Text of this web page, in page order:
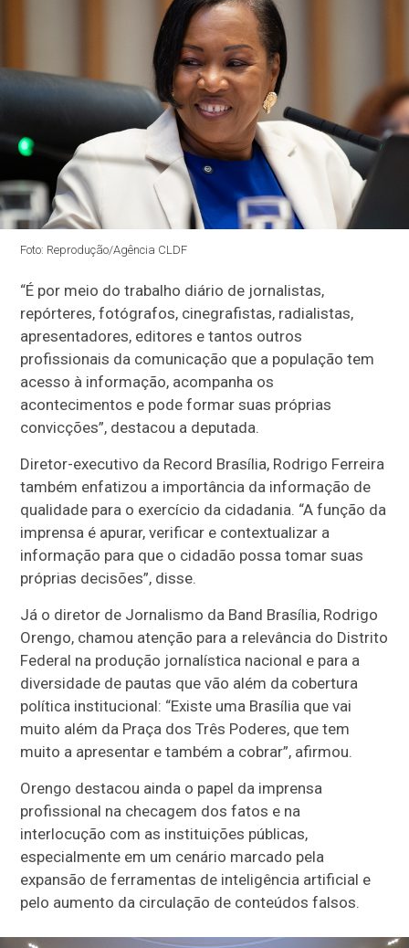
Foto: Reprodução/Agência CLDF
“É por meio do trabalho diário de jornalistas,
repórteres, fotógrafos, cinegrafistas, radialistas,
apresentadores, editores e tantos outros
profissionais da comunicação que a população tem
acesso à informação, acompanha os
acontecimentos e pode formar suas próprias
convicções”, destacou a deputada.
Diretor-executivo da Record Brasília, Rodrigo Ferreira
também enfatizou a importância da informação de
qualidade para o exercício da cidadania. “A função da
imprensa é apurar, verificar e contextualizar a
informação para que o cidadão possa tomar suas
próprias decisões”, disse.
Já o diretor de Jornalismo da Band Brasília, Rodrigo
Orengo, chamou atenção para a relevância do Distrito
Federal na produção jornalística nacional e para a
diversidade de pautas que vão além da cobertura
política institucional: “Existe uma Brasília que vai
muito além da Praça dos Três Poderes, que tem
muito a apresentar e também a cobrar”, afirmou.
Orengo destacou ainda o papel da imprensa
profissional na checagem dos fatos e na
interlocução com as instituições públicas,
especialmente em um cenário marcado pela
expansão de ferramentas de inteligência artificial e
pelo aumento da circulação de conteúdos falsos.